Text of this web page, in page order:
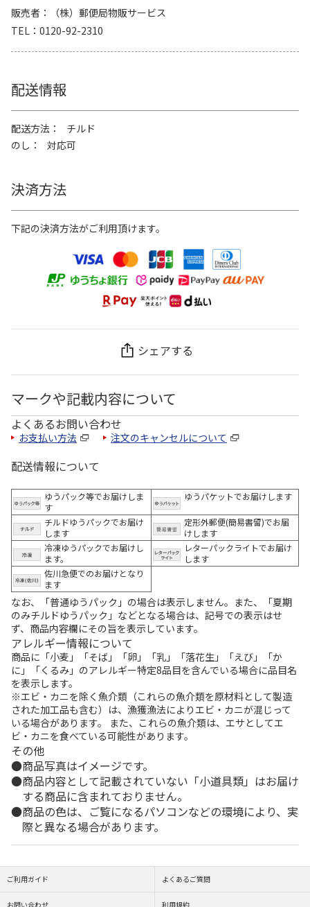
販売者
（株）郵便局物販サービス
TEL
0120-92-2310
配送情報
配送方法
チルド
のし
対応可
決済方法
下記の決済方法がご利用頂けます。
シェアする
マークや記載内容について
よくあるお問い合わせ
お支払い方法 注文のキャンセルについて
配送情報について
ゆうパック等でお届けしま
す
ゆうパケットでお届けします
チルドゆうパックでお届け
します
定形外郵便(簡易書留)でお届
けします
冷凍ゆうパックでお届けし
ます。
レターパックライトでお届け
します
佐川急便でのお届けとなり
ます
なお、「普通ゆうパック」の場合は表示しません。また、「夏期
のみチルドゆうパック」などとなる場合は、記号での表示はせ
ず、商品内容欄にその旨を表示しています。
アレルギー情報について
商品に「小麦」「そば」「卵」「乳」「落花生」「えび」「か
に」「くるみ」のアレルギー特定8品目を含んでいる場合に品目名
を表示します。
※エビ・カニを除く魚介類（これらの魚介類を原材料として製造
された加工品も含む）は、漁獲漁法によりエビ・カニが混じって
いる場合があります。 また、これらの魚介類は、エサとしてエ
ビ・カニを食べている可能性があります。
その他
商品写真はイメージです。
商品内容として記載されていない「小道具類」はお届け
する商品に含まれておりません。
商品の色は、ご覧になるパソコンなどの環境により、実
際と異なる場合があります。
ご利用ガイド よくあるご質問
お問い合わせ 利用規約